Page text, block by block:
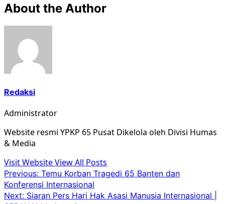
About the Author
Redaksi
Administrator
Website resmi YPKP 65 Pusat Dikelola oleh Divisi Humas
& Media
Visit WebsiteView All Posts
Post
navigation
Previous: Temu Korban Tragedi 65 Banten dan
Konferensi Internasional
Next: Siaran Pers Hari Hak Asasi Manusia Internasional |